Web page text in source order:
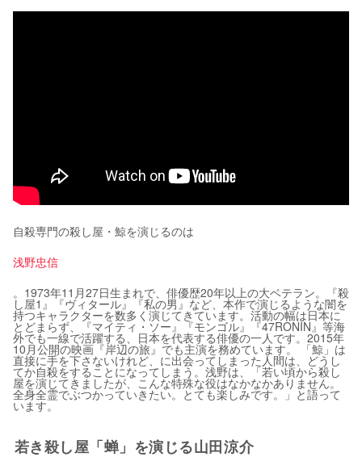
自殺専門の殺し屋・鯨を演じるのは
浅野忠信
。1973年11月27日生まれで、俳優歴20年以上の大ベテラン。『殺
し屋1』『ヴィタール』『私の男』など、本作で演じるような闇を
持つキャラクターを数多く演じてきています。活動の幅は日本に
とどまらず、『マイティ・ソー』『モンゴル』『47RONIN』等海
外でも一線で活躍する、日本を代表する俳優の一人です。2015年
10月公開の映画『岸辺の旅』でも主演を務めています。 「鯨」は
直接に手を下さないけれど、に出会ってしまった人間は、どうし
てか自殺をすることになってしまう。浅野は、「若い頃から殺し
屋を演じてきましたが、こんな特殊な役はなかなかありません。
全身全霊でぶつかっていきたい。とても楽しみです。」と語って
います。
若き殺し屋「蝉」を演じる山田涼介